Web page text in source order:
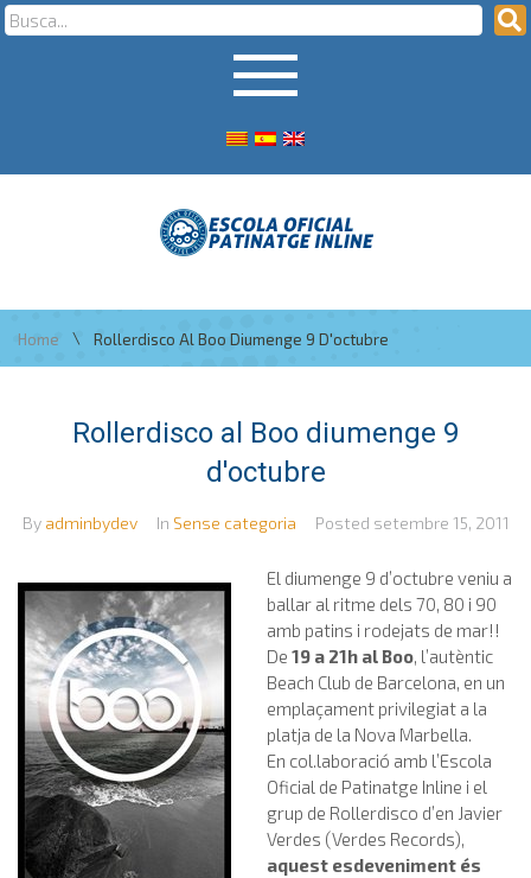
Home \ Rollerdisco Al Boo Diumenge 9 D'octubre
Rollerdisco al Boo diumenge 9
d'octubre
By adminbydev In Sense categoria Posted setembre 15, 2011
El diumenge 9 d’octubre veniu a
ballar al ritme dels 70, 80 i 90
amb patins i rodejats de mar!!
De 19 a 21h al Boo, l’autèntic
Beach Club de Barcelona, en un
emplaçament privilegiat a la
platja de la Nova Marbella.
En col.laboració amb l’Escola
Oficial de Patinatge Inline i el
grup de Rollerdisco d’en Javier
Verdes (Verdes Records),
aquest esdeveniment és